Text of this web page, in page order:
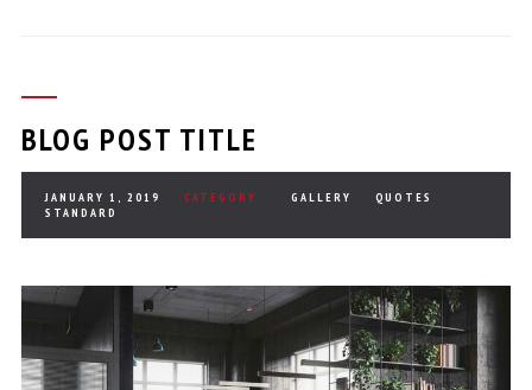
BLOG POST TITLE
JANUARY 1, 2019 CATEGORY : GALLERY
QUOTES
STANDARD